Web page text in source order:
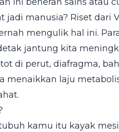
jadi manusia? Riset dari
mengulik hal ini.
jantung kita
di perut, diafragma,
menaikkan laju
kamu itu kayak